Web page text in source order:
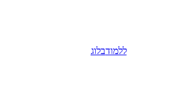
ללמודבלוג